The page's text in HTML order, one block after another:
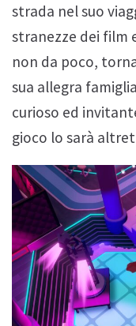
strada nel suo
stranezze dei film
non da poco,
sua allegra
curioso ed
gioco lo sarà